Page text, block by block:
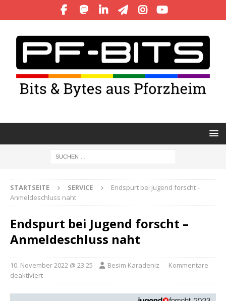
STARTSEITE SERVICE
Endspurt bei Jugend forscht –
Anmeldeschluss naht
Endspurt bei Jugend forscht –
Anmeldeschluss naht
10. November 2022 @ 23:25 Besim Karadeniz
Kommentare
deaktiviert